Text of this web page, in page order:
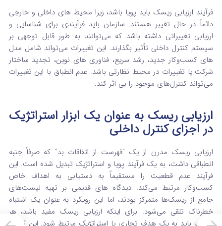
فرآیند ارزیابی ریسک باید پویا باشد، زیرا محیط‌ های داخلی و خارجی
دائماً در حال تغییر هستند. سازمان باید فرآیندی برای شناسایی و
ارزیابی تغییراتی داشته باشد که می‌توانند به طور قابل توجهی بر
سیستم کنترل داخلی تأثیر بگذارند. این تغییرات می‌تواند شامل مدل‌
های کسب‌وکار جدید، رشد سریع، فناوری‌ های نوین، تجدید ساختار
شرکت یا تغییرات در محیط نظارتی باشد. عدم انطباق با این تغییرات
می‌تواند کنترل‌های موجود را بی‌ اثر کند.
ارزیابی ریسک به عنوان یک ابزار استراتژیک
در اجزای کنترل داخلی
ارزیابی ریسک مدرن از یک “فهرست از اتفاقات بد” که صرفاً جنبه
انطباقی داشت، به یک فرآیند پویا و استراتژیک تبدیل شده است. این
فرآیند عدم قطعیت را مستقیماً به دستیابی به اهداف خاص
کسب‌وکار مرتبط می‌کند. دیدگاه‌ های قدیمی بر تهیه لیست‌های
جامع از ریسک‌ها متمرکز بودند، اما این رویکرد به عنوان یک اشتباه
خطرناک تلقی می‌شود. برای اینکه ارزیابی ریسک مفید باشد، هر